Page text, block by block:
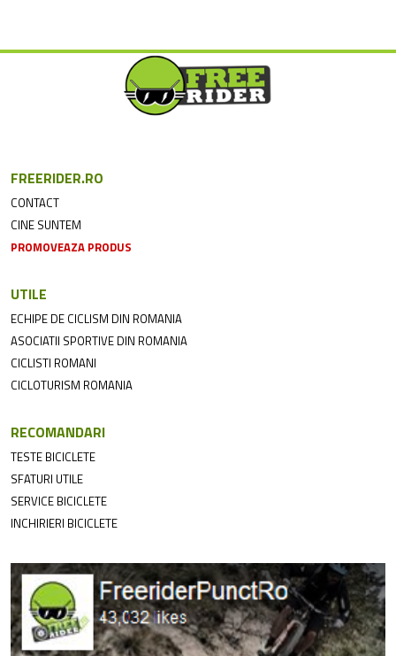
FREERIDER.RO
CONTACT
CINE SUNTEM
PROMOVEAZA PRODUS
UTILE
ECHIPE DE CICLISM DIN ROMANIA
ASOCIATII SPORTIVE DIN ROMANIA
CICLISTI ROMANI
CICLOTURISM ROMANIA
RECOMANDARI
TESTE BICICLETE
SFATURI UTILE
SERVICE BICICLETE
INCHIRIERI BICICLETE